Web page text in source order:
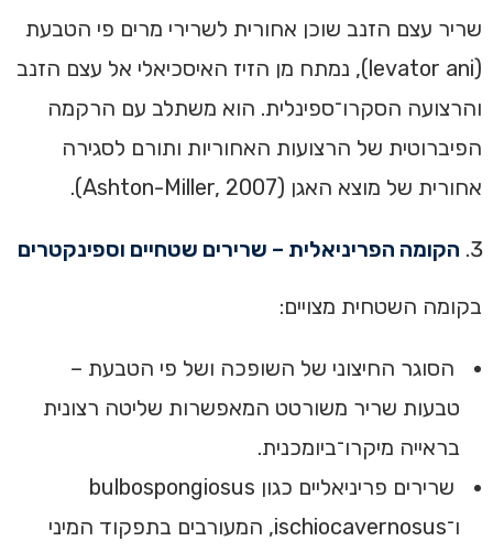
שריר עצם הזנב שוכן אחורית לשרירי מרים פי הטבעת
(levator ani), נמתח מן הזיז האיסכיאלי אל עצם הזנב
והרצועה הסקרו־ספינלית. הוא משתלב עם הרקמה
הפיברוטית של הרצועות האחוריות ותורם לסגירה
אחורית של מוצא האגן (Ashton-Miller, 2007).
הקומה הפריניאלית – שרירים שטחיים וספינקטרים
בקומה השטחית מצויים:
הסוגר החיצוני של השופכה ושל פי הטבעת –
טבעות שריר משורטט המאפשרות שליטה רצונית
בראייה מיקרו־ביומכנית.
שרירים פריניאליים כגון bulbospongiosus
ו־ischiocavernosus, המעורבים בתפקוד המיני